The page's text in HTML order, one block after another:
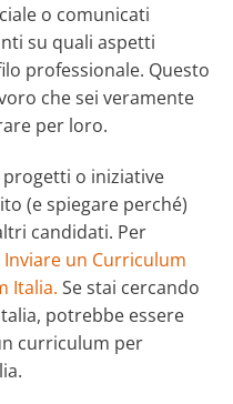
o comunicati
su quali aspetti
professionale. Questo
che sei veramente
per loro.
o iniziative
(e spiegare perché)
candidati. Per
Inviare un Curriculum
Italia. Se stai cercando
potrebbe essere
curriculum per